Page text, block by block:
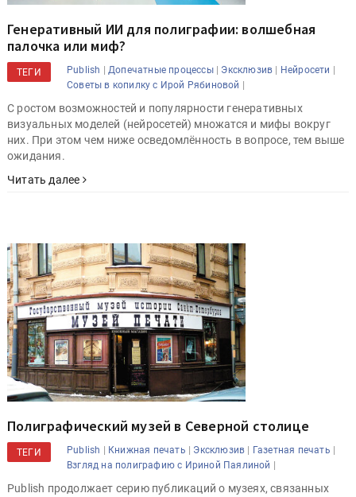
Генеративный ИИ для полиграфии: волшебная
палочка или миф?
ТЕГИ Publish | Допечатные процессы| Эксклюзив | Нейросети |
Советы в копилку с Ирой Рябиновой |
С ростом возможностей и популярности генеративных
визуальных моделей (нейросетей) множатся и мифы вокруг
них. При этом чем ниже осведомлённость в вопросе, тем выше
ожидания.
Читать далее
Полиграфический музей в Северной столице
ТЕГИ Publish | Книжная печать | Эксклюзив | Газетная печать |
Взгляд на полиграфию с Ириной Паялиной |
Publish продолжает серию публикаций о музеях, связанных